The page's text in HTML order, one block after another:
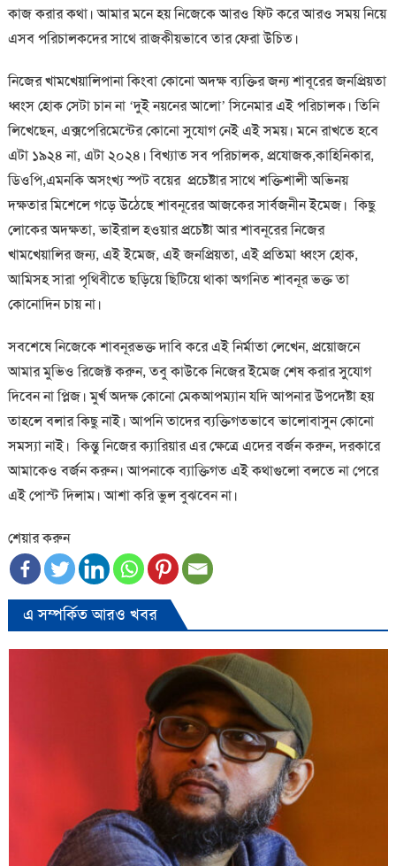
কাজ করার কথা। আমার মনে হয় নিজেকে আরও ফিট করে আরও সময় নিয়ে
এসব পরিচালকদের সাথে রাজকীয়ভাবে তার ফেরা উচিত।
নিজের খামখেয়ালিপানা কিংবা কোনো অদক্ষ ব্যক্তির জন্য শাবূরের জনপ্রিয়তা
ধ্বংস হোক সেটা চান না ‘দুই নয়নের আলো’ সিনেমার এই পরিচালক। তিনি
লিখেছেন, এক্সপেরিমেন্টের কোনো সুযোগ নেই এই সময়। মনে রাখতে হবে
এটা ১৯২৪ না, এটা ২০২৪। বিখ্যাত সব পরিচালক, প্রযোজক,কাহিনিকার,
ডিওপি,এমনকি অসংখ্য স্পট বয়ের প্রচেষ্টার সাথে শক্তিশালী অভিনয়
দক্ষতার মিশেলে গড়ে উঠেছে শাবনূরের আজকের সার্বজনীন ইমেজ। কিছু
লোকের অদক্ষতা, ভাইরাল হওয়ার প্রচেষ্টা আর শাবনূরের নিজের
খামখেয়ালির জন্য, এই ইমেজ, এই জনপ্রিয়তা, এই প্রতিমা ধ্বংস হোক,
আমিসহ সারা পৃথিবীতে ছড়িয়ে ছিটিয়ে থাকা অগনিত শাবনূর ভক্ত তা
কোনোদিন চায় না।
সবশেষে নিজেকে শাবনূরভক্ত দাবি করে এই নির্মাতা লেখেন, প্রয়োজনে
আমার মুভিও রিজেক্ট করুন, তবু কাউকে নিজের ইমেজ শেষ করার সুযোগ
দিবেন না প্লিজ। মুর্খ অদক্ষ কোনো মেকআপম্যান যদি আপনার উপদেষ্টা হয়
তাহলে বলার কিছু নাই। আপনি তাদের ব্যক্তিগতভাবে ভালোবাসুন কোনো
সমস্যা নাই। কিন্তু নিজের ক্যারিয়ার এর ক্ষেত্রে এদের বর্জন করুন, দরকারে
আমাকেও বর্জন করুন। আপনাকে ব্যাক্তিগত এই কথাগুলো বলতে না পেরে
এই পোস্ট দিলাম। আশা করি ভুল বুঝবেন না।
শেয়ার করুন
এ সম্পর্কিত আরও খবর